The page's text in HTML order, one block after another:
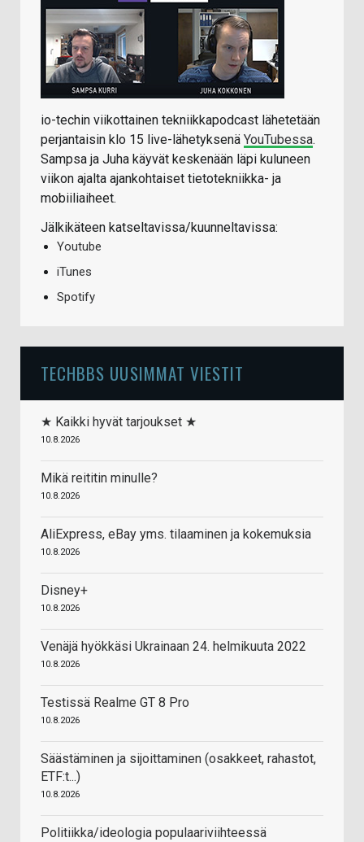
io-techin viikottainen tekniikkapodcast lähetetään
perjantaisin klo 15 live-lähetyksenä YouTubessa.
Sampsa ja Juha käyvät keskenään läpi kuluneen
viikon ajalta ajankohtaiset tietotekniikka- ja
mobiiliaiheet.
Jälkikäteen katseltavissa/kuunneltavissa:
Youtube
iTunes
Spotify
TECHBBS UUSIMMAT VIESTIT
★ Kaikki hyvät tarjoukset ★
10.8.2026
Mikä reititin minulle?
10.8.2026
AliExpress, eBay yms. tilaaminen ja kokemuksia
10.8.2026
Disney+
10.8.2026
Venäjä hyökkäsi Ukrainaan 24. helmikuuta 2022
10.8.2026
Testissä Realme GT 8 Pro
10.8.2026
Säästäminen ja sijoittaminen (osakkeet, rahastot,
ETF:t...)
10.8.2026
Politiikka/ideologia populaariviihteessä